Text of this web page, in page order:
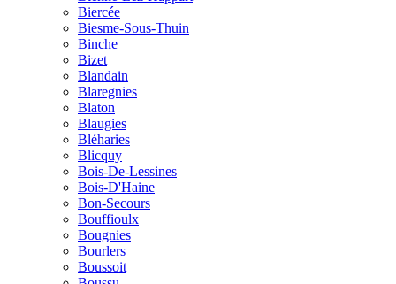
Biercée
Biesme-Sous-Thuin
Binche
Bizet
Blandain
Blaregnies
Blaton
Blaugies
Bléharies
Blicquy
Bois-De-Lessines
Bois-D'Haine
Bon-Secours
Bouffioulx
Bougnies
Bourlers
Boussoit